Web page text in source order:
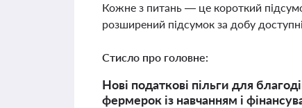
Кожне з питань — це короткий
розширений підсумок за добу
Стисло про головне:
Нові податкові пільги для
фермерок із навчанням і